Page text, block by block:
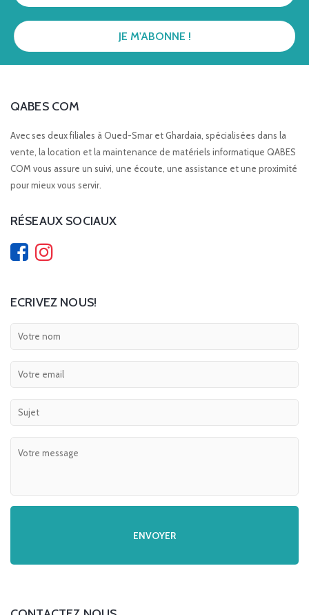
QABES COM
Avec ses deux filiales à Oued-Smar et Ghardaia, spécialisées dans la
vente, la location et la maintenance de matériels informatique QABES
COM vous assure un suivi, une écoute, une assistance et une proximité
pour mieux vous servir.
RÉSEAUX SOCIAUX
ECRIVEZ NOUS!